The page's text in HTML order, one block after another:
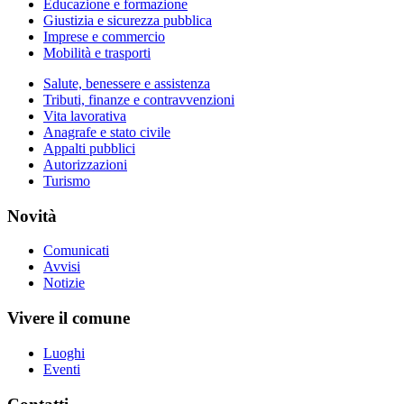
Educazione e formazione
Giustizia e sicurezza pubblica
Imprese e commercio
Mobilità e trasporti
Salute, benessere e assistenza
Tributi, finanze e contravvenzioni
Vita lavorativa
Anagrafe e stato civile
Appalti pubblici
Autorizzazioni
Turismo
Novità
Comunicati
Avvisi
Notizie
Vivere il comune
Luoghi
Eventi